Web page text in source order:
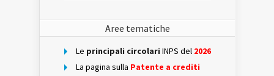
Aree tematiche
Le principali circolari INPS del 2026
La pagina sulla Patente a crediti